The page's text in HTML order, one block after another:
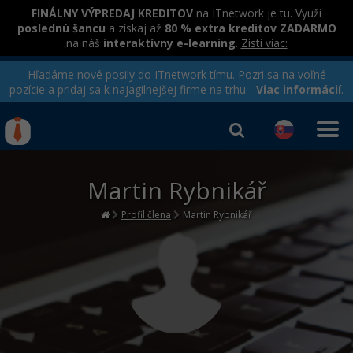
FINÁLNY VÝPREDAJ KREDITOV na ITnetwork je tu. Využi
poslednú šancu a získaj až 80 % extra kreditov ZADARMO
na náš interaktívny e-learning. Zisti viac:
Hľadáme nové posily do ITnetwork tímu. Pozri sa na voľné
pozície a pridaj sa k najagilnejšej firme na trhu - Viac informácií.
Rekvalifikačné kurzy
hradené úradom práce
Kurzy programovania
Ako začať?
C# .NET
Kurzy e-commerce
Testovanie softvéru
Marketing -30%
Kurzy dizajnu
HTML/CSS -80%
Kariéra
Registrovať
Martin Rybnikář
Profil člena Martin Rybnikář